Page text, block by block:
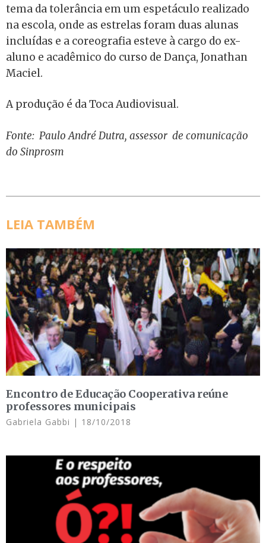
tema da tolerância em um espetáculo realizado
na escola, onde as estrelas foram duas alunas
incluídas e a coreografia esteve à cargo do ex-
aluno e acadêmico do curso de Dança, Jonathan
Maciel.
A produção é da Toca Audiovisual.
Fonte: Paulo André Dutra, assessor de comunicação
do Sinprosm
LEIA TAMBÉM
Encontro de Educação Cooperativa reúne
professores municipais
Gabriela Gabbi 18/10/2018